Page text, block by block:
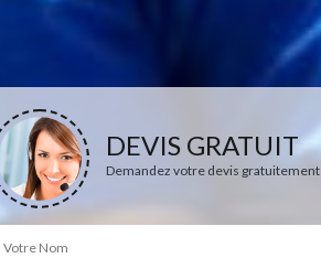
DEVIS GRATUIT
Demandez votre devis gratuitement